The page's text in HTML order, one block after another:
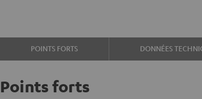
POINTS FORTS DONNÉES
Points forts